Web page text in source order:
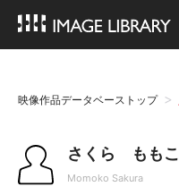
映像作品データベーストップ
さくら ももこ
Momoko Sakura